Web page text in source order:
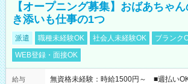
【オープニング募集】おばあちゃ
き添いも仕事の1つ
派遣 職種未経験OK 社会人未経験OK
ブランク
WEB登録・面接OK
給与
無資格未経験：時給1500円～ ■週払い